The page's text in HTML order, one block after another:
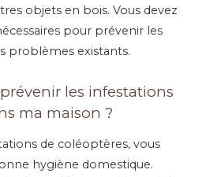
objets en bois. Vous devez
pour prévenir les
problèmes existants.
les infestations
ma maison ?
de coléoptères, vous
hygiène domestique.